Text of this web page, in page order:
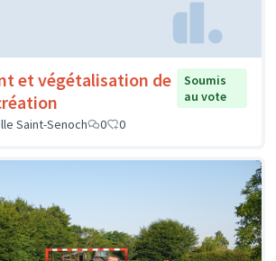
et végétalisation de
Soumis
au vote
Saint-Senoch
0 0